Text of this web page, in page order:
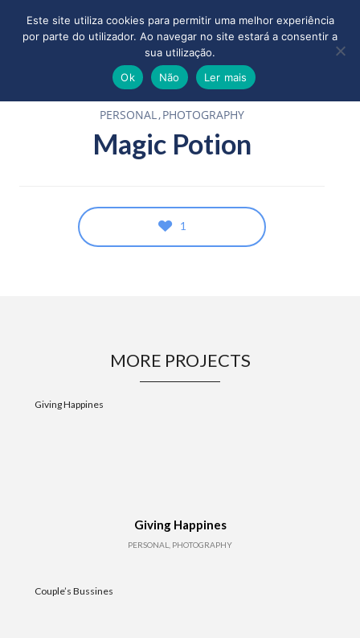
PERSONAL PHOTOGRAPHY
Magic Potion
1
MORE PROJECTS
Giving Happines
Giving Happines
PERSONAL, PHOTOGRAPHY
Couple’s Bussines
Este site utiliza cookies para permitir uma melhor experiência
por parte do utilizador. Ao navegar no site estará a consentir a
sua utilização.
Ok
Não Ler mais